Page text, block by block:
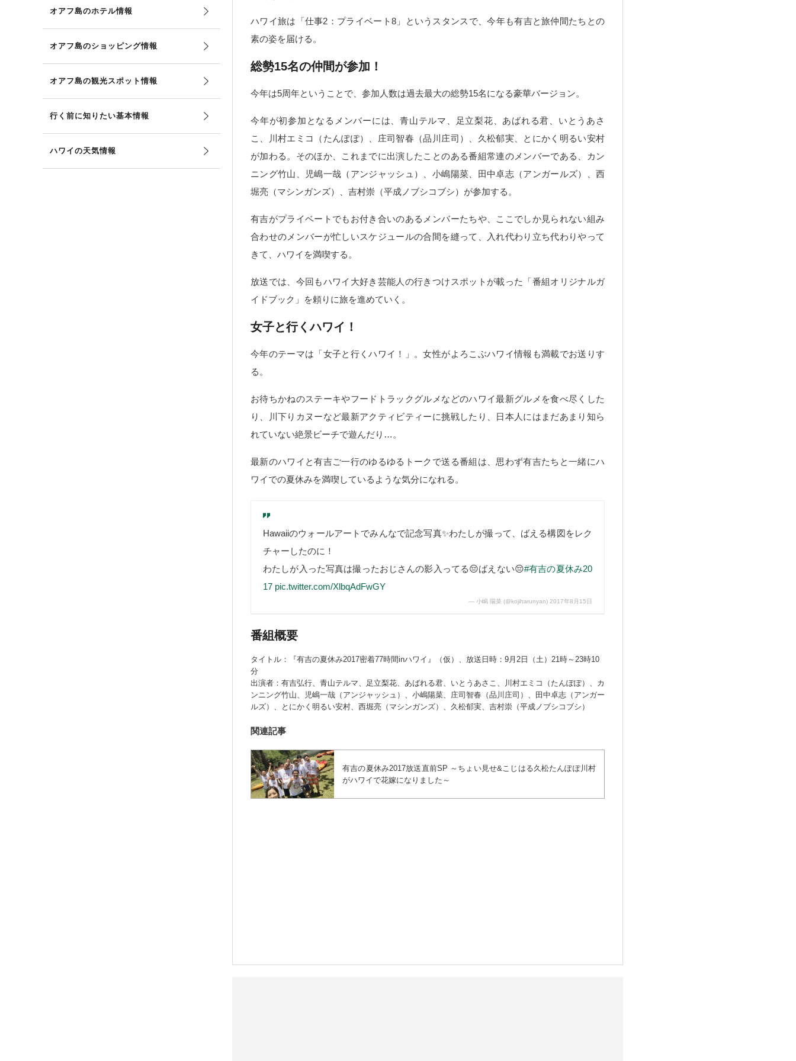
ハワイ旅は「仕事2：プライベート8」というスタンスで、今年も有吉と旅仲間たちとの
素の姿を届ける。
総勢15名の仲間が参加！
今年は5周年ということで、参加人数は過去最大の総勢15名になる豪華バージョン。
今年が初参加となるメンバーには、青山テルマ、足立梨花、あばれる君、いとうあさ
こ、川村エミコ（たんぽぽ）、庄司智春（品川庄司）、久松郁実、とにかく明るい安村
が加わる。そのほか、これまでに出演したことのある番組常連のメンバーである、カン
ニング竹山、児嶋一哉（アンジャッシュ）、小嶋陽菜、田中卓志（アンガールズ）、西
堀亮（マシンガンズ）、吉村崇（平成ノブシコブシ）が参加する。
有吉がプライベートでもお付き合いのあるメンバーたちや、ここでしか見られない組み
合わせのメンバーが忙しいスケジュールの合間を縫って、入れ代わり立ち代わりやって
きて、ハワイを満喫する。
放送では、今回もハワイ大好き芸能人の行きつけスポットが載った「番組オリジナルガ
イドブック」を頼りに旅を進めていく。
女子と行くハワイ！
今年のテーマは「女子と行くハワイ！」。女性がよろこぶハワイ情報も満載でお送りす
る。
お待ちかねのステーキやフードトラックグルメなどのハワイ最新グルメを食べ尽くした
り、川下りカヌーなど最新アクティビティーに挑戦したり、日本人にはまだあまり知ら
れていない絶景ビーチで遊んだり…。
最新のハワイと有吉ご一行のゆるゆるトークで送る番組は、思わず有吉たちと一緒にハ
ワイでの夏休みを満喫しているような気分になれる。
Hawaiiのウォールアートでみんなで記念写真✨わたしが撮って、ばえる構図をレク
チャーしたのに！
わたしが入った写真は撮ったおじさんの影入ってる😔ばえない😔#有吉の夏休み20
17 pic.twitter.com/XlbqAdFwGY
— 小嶋 陽菜 (@kojiharunyan) 2017年8月15日
番組概要
タイトル：『有吉の夏休み2017密着77時間inハワイ』（仮）、放送日時：9月2日（土）21時～23時10
分
出演者：有吉弘行、青山テルマ、足立梨花、あばれる君、いとうあさこ、川村エミコ（たんぽぽ）、カ
ンニング竹山、児嶋一哉（アンジャッシュ）、小嶋陽菜、庄司智春（品川庄司）、田中卓志（アンガー
ルズ）、とにかく明るい安村、西堀亮（マシンガンズ）、久松郁実、吉村崇（平成ノブシコブシ）
関連記事
有吉の夏休み2017放送直前SP ～ちょい見せ&こじはる久松たんぽぽ川村
がハワイで花嫁になりました～
オアフ島のホテル情報
オアフ島のショッピング情報
オアフ島の観光スポット情報
行く前に知りたい基本情報
ハワイの天気情報